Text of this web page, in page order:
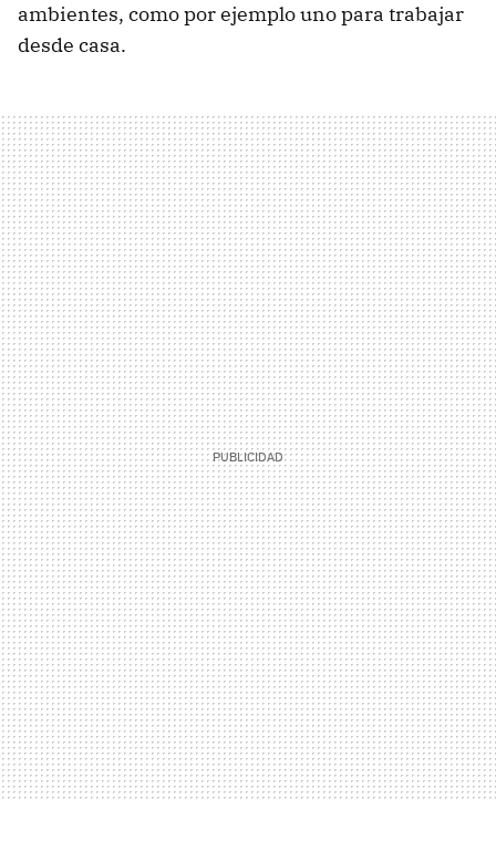
ambientes, como por ejemplo uno para trabajar
desde casa.